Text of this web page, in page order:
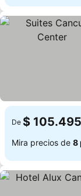
De $ 105.495
Mira precios de 8